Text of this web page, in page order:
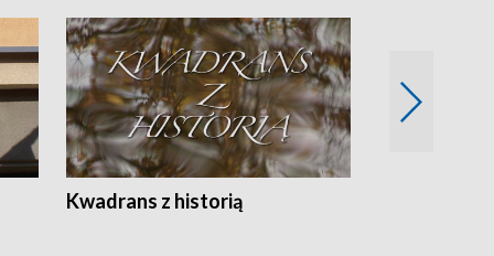
Kwadrans z historią